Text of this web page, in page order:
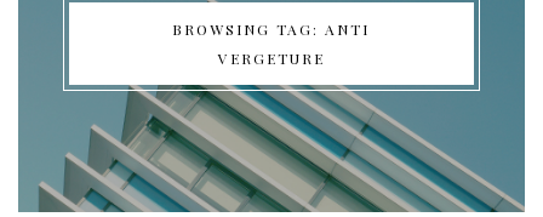
BROWSING TAG: ANTI
VERGETURE